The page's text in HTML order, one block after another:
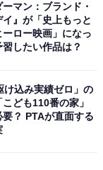
代の渋谷に転
演じた向井さ
ハウスで、パフ
了され、彼女
ーマン：ブランド・
イ』が「史上もっと
ーロー映画」になっ
したい作品は？
け込み実績ゼロ」の
ども110番の家」
要？ PTAが直面する